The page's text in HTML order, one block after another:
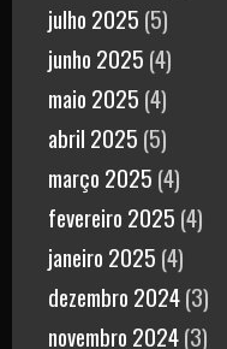
julho 2025 (5)
junho 2025 (4)
maio 2025 (4)
abril 2025 (5)
março 2025 (4)
fevereiro 2025 (4)
janeiro 2025 (4)
dezembro 2024(3)
novembro 2024(3)